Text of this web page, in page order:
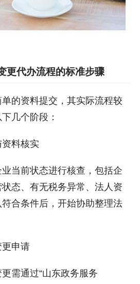
更代办流程的标准步骤
的资料提交，其实际流程较
几个阶段：
料核实
当前状态进行核查，包括企
态、有无税务异常、法人资
合条件后，开始协助整理法
申请
需通过“山东政务服务